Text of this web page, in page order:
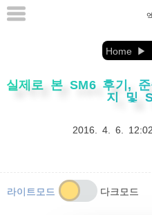
본
바
Home
실제로 본 SM6 후기,
지 및
2016. 4. 6. 12:02